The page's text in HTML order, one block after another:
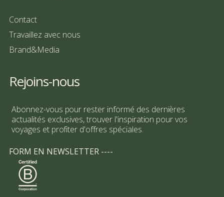
Contact
Travaillez avec nous
Brand&Media
Rejoins-nous
Abonnez-vous pour rester informé des dernières
actualités exclusives, trouver l'inspiration pour vos
voyages et profiter d'offres spéciales.
FORM EN NEWSLETTER ----